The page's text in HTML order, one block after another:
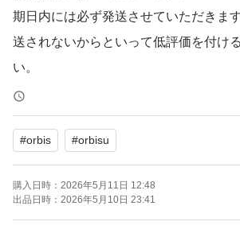
期日内には必ず発送させていただきま
送されないからといって低評価を付け
い。
リニューアルしたオルビスユー ドット
ョン つめかえ用、商品番号9012、定価
年に購入後、自宅保管していたお品に
まとめて購入しているため、製造番号
がございます。
#orbis #orbisu
購入日時： 2026年5月11日 12:48
出品日時： 2026年5月10日 23:41